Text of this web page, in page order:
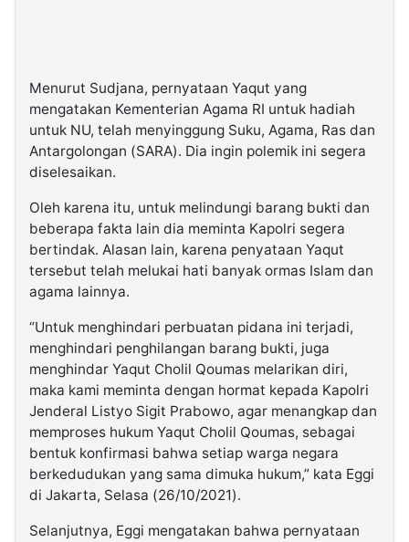
Menurut Sudjana, pernyataan Yaqut yang
mengatakan Kementerian Agama RI untuk hadiah
untuk NU, telah menyinggung Suku, Agama, Ras dan
Antargolongan (SARA). Dia ingin polemik ini segera
diselesaikan.
Oleh karena itu, untuk melindungi barang bukti dan
beberapa fakta lain dia meminta Kapolri segera
bertindak. Alasan lain, karena penyataan Yaqut
tersebut telah melukai hati banyak ormas Islam dan
agama lainnya.
“Untuk menghindari perbuatan pidana ini terjadi,
menghindari penghilangan barang bukti, juga
menghindar Yaqut Cholil Qoumas melarikan diri,
maka kami meminta dengan hormat kepada Kapolri
Jenderal Listyo Sigit Prabowo, agar menangkap dan
memproses hukum Yaqut Cholil Qoumas, sebagai
bentuk konfirmasi bahwa setiap warga negara
berkedudukan yang sama dimuka hukum,” kata Eggi
di Jakarta, Selasa (26/10/2021).
Selanjutnya, Eggi mengatakan bahwa pernyataan